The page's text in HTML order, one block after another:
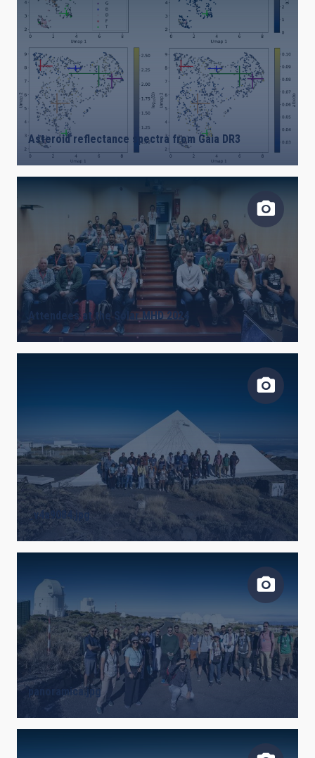
Asteroid reflectance spectra from Gaia DR3
Attendees at the Solar MHD 2024
_v4a9084.jpg
panoramica.jpg